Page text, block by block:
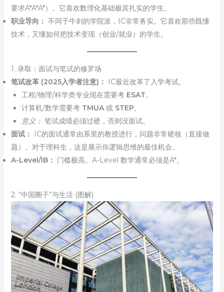
要求A*A*A*）。它喜欢数理化基础极其扎实的学生。
职业导向： 不同于牛剑的学院派，IC非常务实。它喜欢那些既懂
技术，又懂如何把技术变现（创业/就业）的学生。
1. 录取：面试与笔试的修罗场
笔试改革 (2025入学者注意)：
IC最近改革了入学考试。
工程/物理/科学类专业现在需要考 ESAT。
计算机/数学需要考 TMUA或 STEP。
意义： 笔试成绩必须过硬，否则没面试。
面试：
IC的面试通常由系里的教授进行，问题非常硬核（直接做
题）。对于理科生，这是展示你逻辑思维的最佳机会。
A-Level/IB： 门槛极高。A-Level 数学通常必须是A*。
2. “中国圈子”与生活 (图解)